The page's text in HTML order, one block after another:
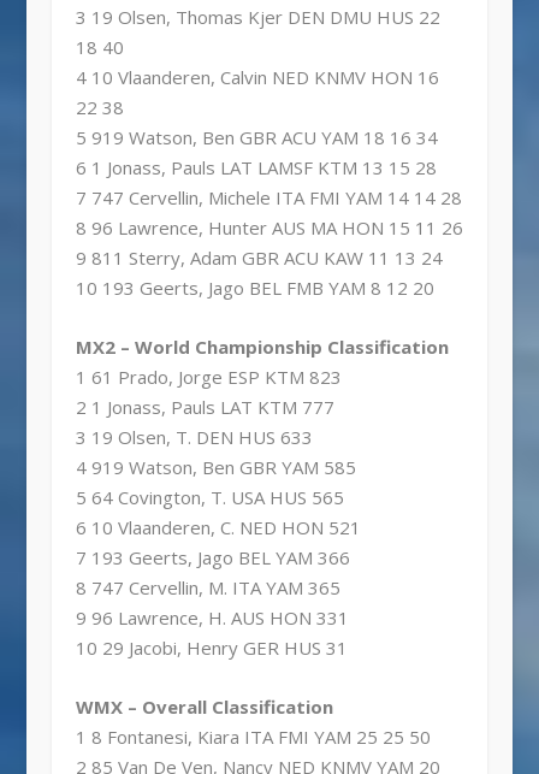
3 19 Olsen, Thomas Kjer DEN DMU HUS 22
18 40
4 10 Vlaanderen, Calvin NED KNMV HON 16
22 38
5 919 Watson, Ben GBR ACU YAM 18 16 34
6 1 Jonass, Pauls LAT LAMSF KTM 13 15 28
7 747 Cervellin, Michele ITA FMI YAM 14 14 28
8 96 Lawrence, Hunter AUS MA HON 15 11 26
9 811 Sterry, Adam GBR ACU KAW 11 13 24
10 193 Geerts, Jago BEL FMB YAM 8 12 20
MX2 – World Championship Classification
1 61 Prado, Jorge ESP KTM 823
2 1 Jonass, Pauls LAT KTM 777
3 19 Olsen, T. DEN HUS 633
4 919 Watson, Ben GBR YAM 585
5 64 Covington, T. USA HUS 565
6 10 Vlaanderen, C. NED HON 521
7 193 Geerts, Jago BEL YAM 366
8 747 Cervellin, M. ITA YAM 365
9 96 Lawrence, H. AUS HON 331
10 29 Jacobi, Henry GER HUS 31
WMX – Overall Classification
1 8 Fontanesi, Kiara ITA FMI YAM 25 25 50
2 85 Van De Ven, Nancy NED KNMV YAM 20